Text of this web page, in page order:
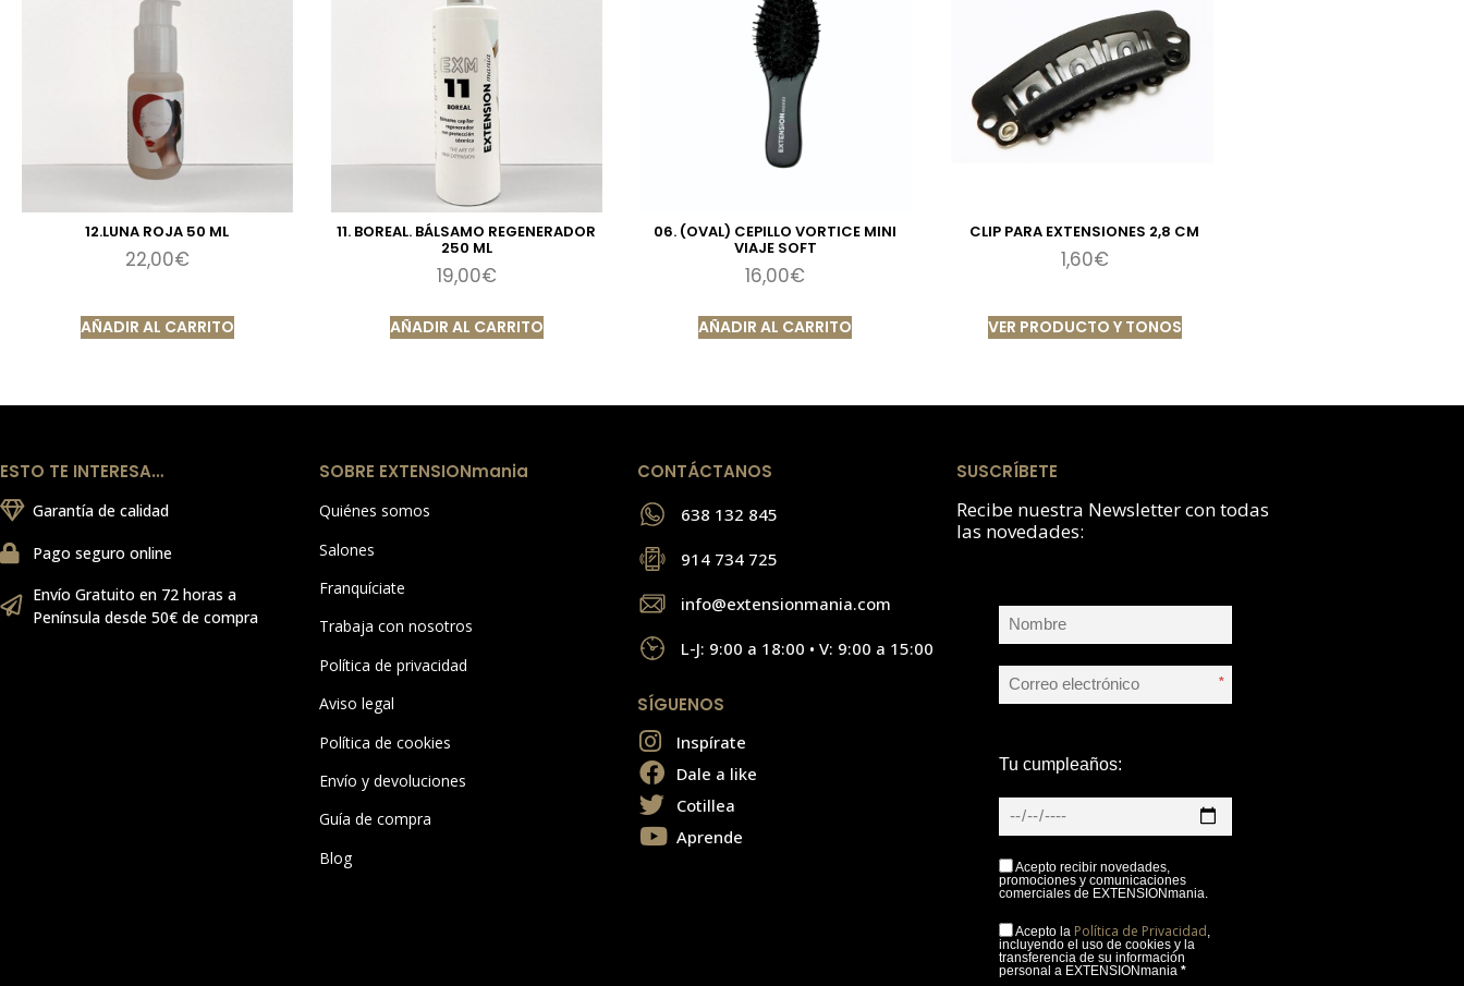
12.LUNA ROJA 50 ML
22,00€
AÑADIR AL CARRITO
11. BOREAL. BÁLSAMO REGENERADOR
250 ML
19,00€
AÑADIR AL CARRITO
06. (OVAL) CEPILLO VORTICE MINI
VIAJE SOFT
16,00€
AÑADIR AL CARRITO
CLIP PARA EXTENSIONES 2,8 CM
1,60€
VER PRODUCTO Y TONOS
ESTO TE INTERESA…
Garantía de calidad
Pago seguro online
Envío Gratuito en 72 horas a
Península desde 50€ de compra
SOBRE EXTENSIONmania
Quiénes somos
Salones
Franquíciate
Trabaja con nosotros
Política de privacidad
Aviso legal
Política de cookies
Envío y devoluciones
Guía de compra
Blog
CONTÁCTANOS
638 132 845
914 734 725
info@extensionmania.com
L-J: 9:00 a 18:00 • V: 9:00 a 15:00
SÍGUENOS
Inspírate
Dale a like
Cotillea
Aprende
SUSCRÍBETE
Recibe nuestra Newsletter con todas
las novedades:
*
Tu cumpleaños:
Acepto recibir novedades,
promociones y comunicaciones
comerciales de EXTENSIONmania.
Acepto la Política de Privacidad
incluyendo el uso de cookies y la
transferencia de su información
personal a EXTENSIONmania *